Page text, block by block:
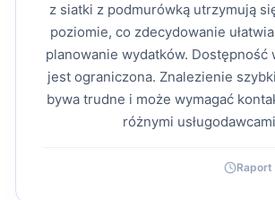
z siatki z podmurówką utrzymują
poziomie, co zdecydowanie
planowanie wydatków. Dostępność
jest ograniczona. Znalezienie
bywa trudne i może wymagać
różnymi